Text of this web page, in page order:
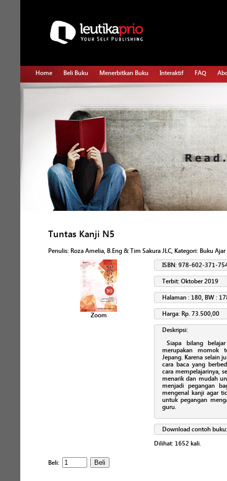
Home Beli Buku Menerbitkan Buku Interaktif FAQ
Tuntas Kanji N5
Penulis: Roza Amelia, B.Eng & Tim Sakura JLC, Kategori: Buku Ajar
Zoom
ISBN: 978-602-371-
Terbit: Oktober 2019
Halaman : 180, BW :
Harga: Rp. 73.500,00
Deskripsi:
Siapa bilang
merupakan momok
Jepang. Karena selain
cara baca yang
cara mempelajarinya,
menarik dan mudah
menjadi pegangan
mengenal kanji agar
untuk pegangan
guru.
Download contoh
Dilihat: 1652 kali.
Beli: